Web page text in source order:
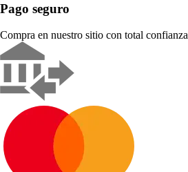
Pago seguro
Compra en nuestro sitio con total confianza